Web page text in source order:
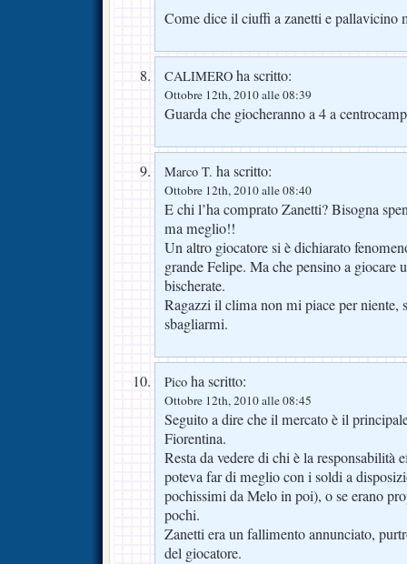
Come dice il ciuffi a zanetti e pallavicino
CALIMERO ha scritto:
Ottobre 12th, 2010 alle 08:39
Guarda che giocheranno a 4 a
Marco T. ha scritto:
Ottobre 12th, 2010 alle 08:40
E chi l’ha comprato Zanetti? Bisogna
ma meglio!!
Un altro giocatore si è dichiarato
grande Felipe. Ma che pensino a giocare
bischerate.
Ragazzi il clima non mi piace per niente,
sbagliarmi.
Pico ha scritto:
Ottobre 12th, 2010 alle 08:45
Seguito a dire che il mercato è il
Fiorentina.
Resta da vedere di chi è la responsabilità
poteva far di meglio con i soldi a
pochissimi da Melo in poi), o se erano
pochi.
Zanetti era un fallimento annunciato,
del giocatore.